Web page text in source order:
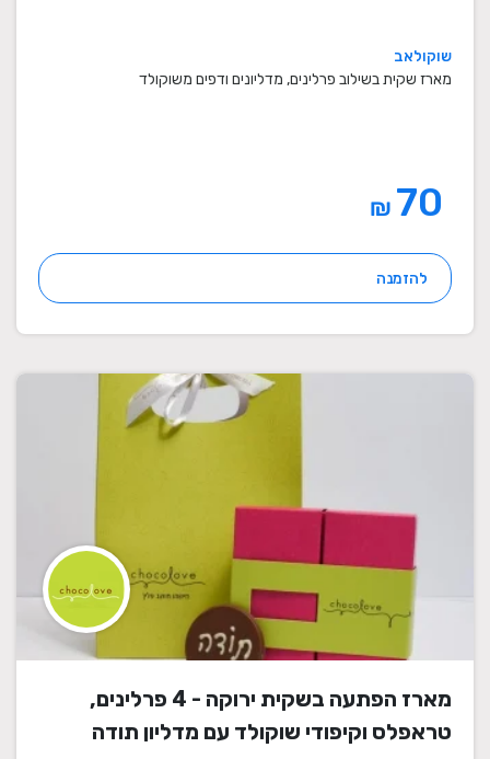
שוקולאב
מארז שקית בשילוב פרלינים, מדליונים ודפים משוקולד
₪
להזמנה
מארז הפתעה בשקית ירוקה - 4 פרלינים,
טראפלס וקיפודי שוקולד עם מדליון תודה